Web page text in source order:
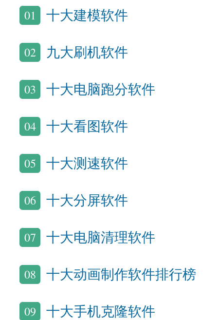
01 十大建模软件
02 九大刷机软件
03 十大电脑跑分软件
04 十大看图软件
05 十大测速软件
06 十大分屏软件
07 十大电脑清理软件
08 十大动画制作软件排行榜
09 十大手机克隆软件